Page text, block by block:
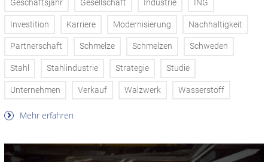
Geschäftsjahr Gesellschaft Industrie ING
Investition Karriere Modernisierung Nachhaltigkeit
Partnerschaft Schmelze Schmelzen Schweden
Stahl Stahlindustrie Strategie Studie
Unternehmen Verkauf Walzwerk Wasserstoff
Mehr erfahren